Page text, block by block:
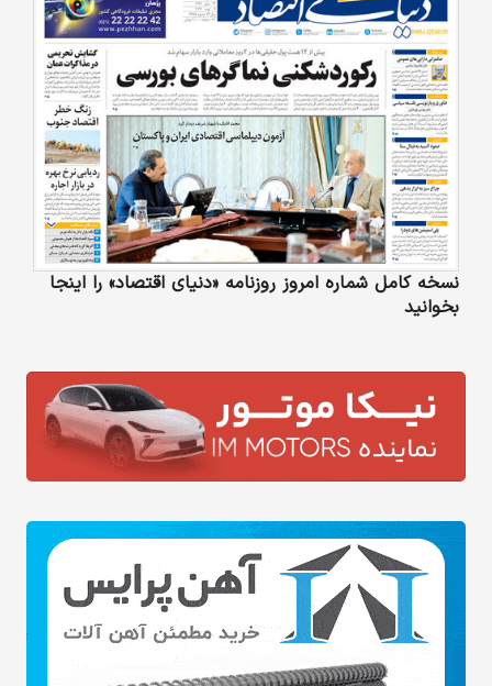
نسخه کامل شماره امروز روزنامه «دنیای‌ اقتصاد» را اینجا
بخوانید